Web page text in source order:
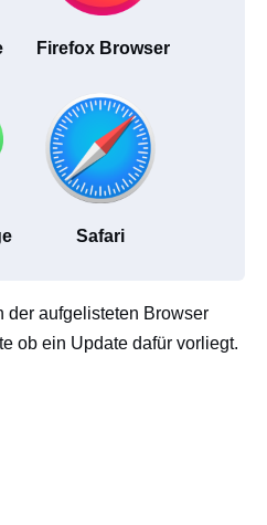
Firefox Browser
Safari
der aufgelisteten Browser
ob ein Update dafür vorliegt.